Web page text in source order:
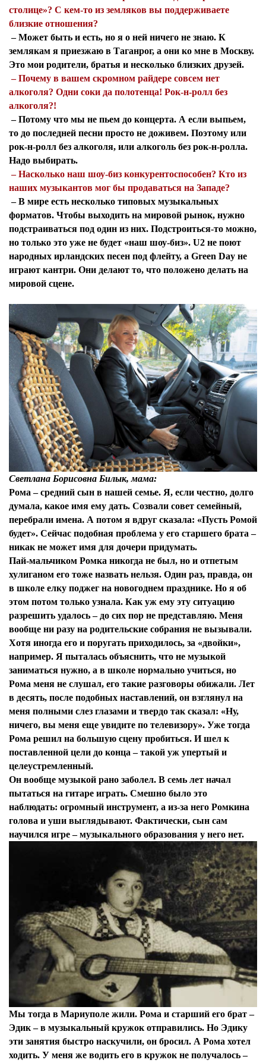
столице»? С кем-то из земляков вы поддерживаете
близкие отношения?
– Может быть и есть, но я о ней ничего не знаю. К
землякам я приезжаю в Таганрог, а они ко мне в Москву.
Это мои родители, братья и несколько близких друзей.
– Почему в вашем скромном райдере совсем нет
алкоголя? Одни соки да полотенца! Рок-н-ролл без
алкоголя?!
– Потому что мы не пьем до концерта. А если выпьем,
то до последней песни просто не доживем. Поэтому или
рок-н-ролл без алкоголя, или алкоголь без рок-н-ролла.
Надо выбирать.
– Насколько наш шоу-биз конкурентоспособен? Кто из
наших музыкантов мог бы продаваться на Западе?
– В мире есть несколько типовых музыкальных
форматов. Чтобы выходить на мировой рынок, нужно
подстраиваться под один из них. Подстроиться-то можно,
но только это уже не будет «наш шоу-биз». U2 не поют
народных ирландских песен под флейту, а Green Day не
играют кантри. Они делают то, что положено делать на
мировой сцене.
Светлана Борисовна Билык, мама:
Рома – средний сын в нашей семье. Я, если честно, долго
думала, какое имя ему дать. Созвали совет семейный,
перебрали имена. А потом я вдруг сказала: «Пусть Ромой
будет». Сейчас подобная проблема у его старшего брата –
никак не может имя для дочери придумать.
Пай-мальчиком Ромка никогда не был, но и отпетым
хулиганом его тоже назвать нельзя. Один раз, правда, он
в школе елку поджег на новогоднем празднике. Но я об
этом потом только узнала. Как уж ему эту ситуацию
разрешить удалось – до сих пор не представляю. Меня
вообще ни разу на родительские собрания не вызывали.
Хотя иногда его и поругать приходилось, за «двойки»,
например. Я пыталась объяснить, что не музыкой
заниматься нужно, а в школе нормально учиться, но
Рома меня не слушал, его такие разговоры обижали. Лет
в десять, после подобных наставлений, он взглянул на
меня полными слез глазами и твердо так сказал: «Ну,
ничего, вы меня еще увидите по телевизору». Уже тогда
Рома решил на большую сцену пробиться. И шел к
поставленной цели до конца – такой уж упертый и
целеустремленный.
Он вообще музыкой рано заболел. В семь лет начал
пытаться на гитаре играть. Смешно было это
наблюдать: огромный инструмент, а из-за него Ромкина
голова и уши выглядывают. Фактически, сын сам
научился игре – музыкального образования у него нет.
Мы тогда в Мариуполе жили. Рома и старший его брат –
Эдик – в музыкальный кружок отправились. Но Эдику
эти занятия быстро наскучили, он бросил. А Рома хотел
ходить. У меня же водить его в кружок не получалось –